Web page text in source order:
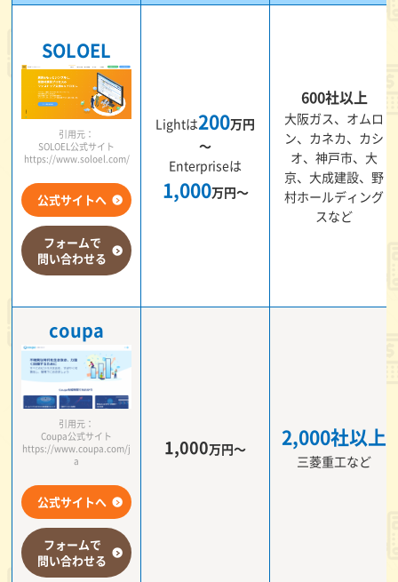
SOLOEL
引用元：
SOLOEL公式サイト
https://www.soloel.com/
公式サイトへ
フォームで
問い合わせる
Lightは200万円
～
Enterpriseは
1,000万円～
600社以上
大阪ガス、オムロ
ン、カネカ、カシ
オ、神戸市、大
京、大成建設、野
村ホールディング
スなど
coupa
引用元：
Coupa公式サイト
https://www.coupa.com/j
a
公式サイトへ
フォームで
問い合わせる
1,000万円～ 2,000社以上
三菱重工など